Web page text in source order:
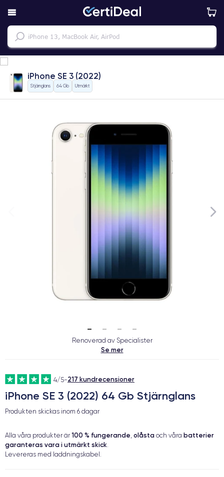
iPhone SE 3 (2022)
Stjärnglans 64 Gb Utmärkt
Renoverad av Specialister
Se mer
4/5-217 kundrecensioner
iPhone SE 3 (2022) 64 Gb Stjärnglans
Produkten skickas inom 6 dagar
Alla våra produkter är 100 % fungerande, olåsta och våra batterier
garanteras vara i utmärkt skick.
Levereras med laddningskabel.